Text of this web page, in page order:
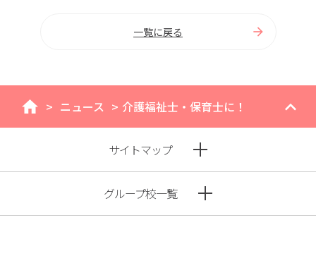
一覧に戻る
home
> ニュース > 介護福祉士・保育士に！
サイトマップ
グループ校一覧